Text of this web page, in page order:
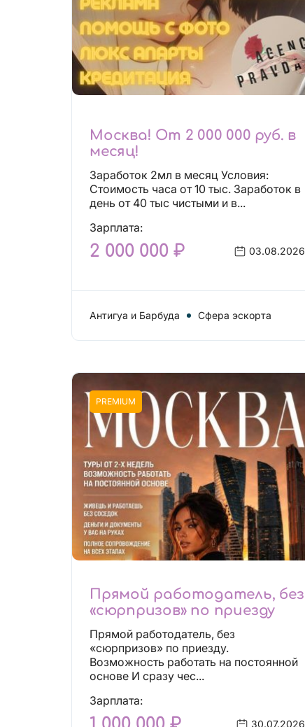
Москва! От 2 000 000 руб. в
месяц!
Заработок 2мл в месяц Условия:
Стоимость часа от 10 тыс. Заработок в
день от 40 тыс чистыми и в...
Зарплата:
2 000 000 ₽ 03.08.2026
Антигуа и Барбуда Сфера эскорта
PREMIUM
Прямой работодатель, без
«сюрпризов» по приезду
Прямой работодатель, без
«сюрпризов» по приезду.
Возможность работать на постоянной
основе И сразу чес...
Зарплата:
30.07.2026